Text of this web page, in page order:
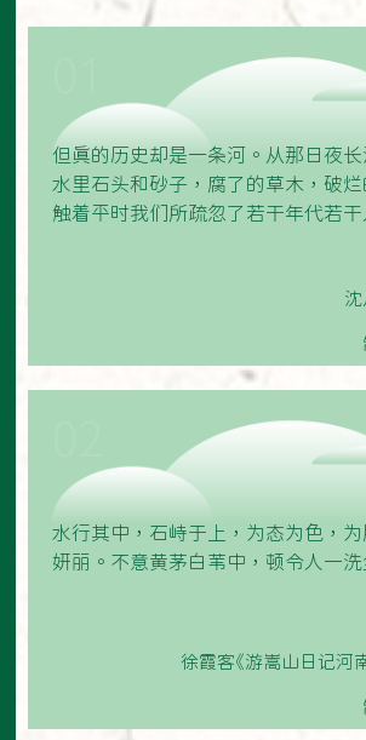
但真的历史却是一条河。从那日夜
水里石头和砂子，腐了的草木，破
触着平时我们所疏忽了若干年代若干
沈
水行其中，石峙于上，为态为色，
妍丽。不意黄茅白苇中，顿令人一洗
徐霞客《游嵩山日记河